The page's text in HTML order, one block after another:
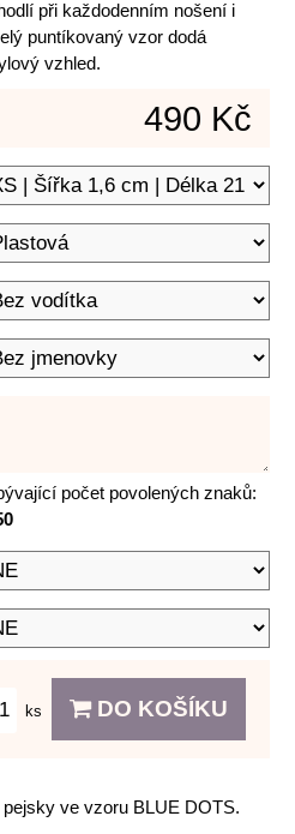
při každodenním nošení i
puntíkovaný vzor dodá
vzhled.
490 Kč
počet povolených znaků:
ks DO KOŠÍKU
ve vzoru BLUE DOTS.